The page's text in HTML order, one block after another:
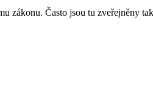
zákonu. Často jsou tu zveřejněny